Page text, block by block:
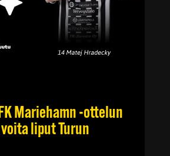
Mariehamn -ottelun
liput Turun